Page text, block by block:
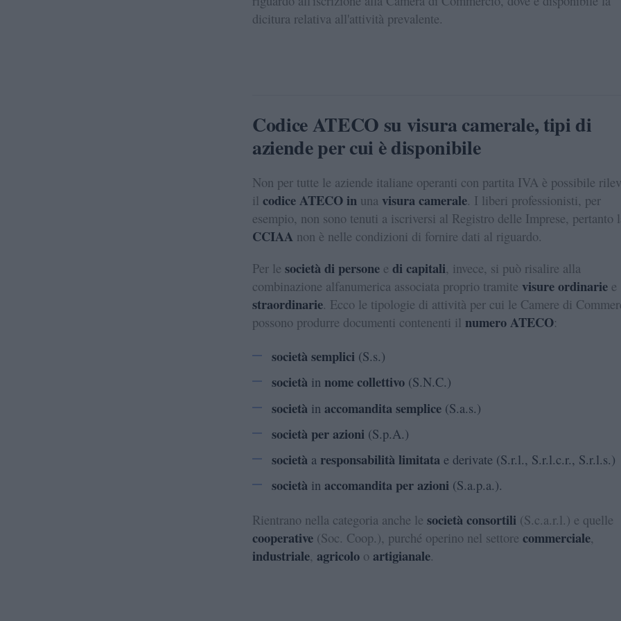
dicitura relativa all'attività prevalente.
Codice ATECO su visura camerale, tipi di
aziende per cui è disponibile
Non per tutte le aziende italiane operanti con partita IVA è possibile
il codice ATECO in una visura camerale. I liberi professionisti, per
esempio, non sono tenuti a iscriversi al Registro delle Imprese, pertanto
CCIAA non è nelle condizioni di fornire dati al riguardo.
Per le società di persone e di capitali, invece, si può risalire alla
combinazione alfanumerica associata proprio tramite visure ordinarie e
straordinarie. Ecco le tipologie di attività per cui le Camere di
possono produrre documenti contenenti il numero ATECO:
società semplici (S.s.)
società in nome collettivo (S.N.C.)
società in accomandita semplice (S.a.s.)
società per azioni (S.p.A.)
società a responsabilità limitata e derivate (S.r.l., S.r.l.c.r., S.r.l.s.)
società in accomandita per azioni (S.a.p.a.).
Rientrano nella categoria anche le società consortili (S.c.a.r.l.) e quelle
cooperative (Soc. Coop.), purché operino nel settore commerciale,
industriale, agricolo o artigianale.